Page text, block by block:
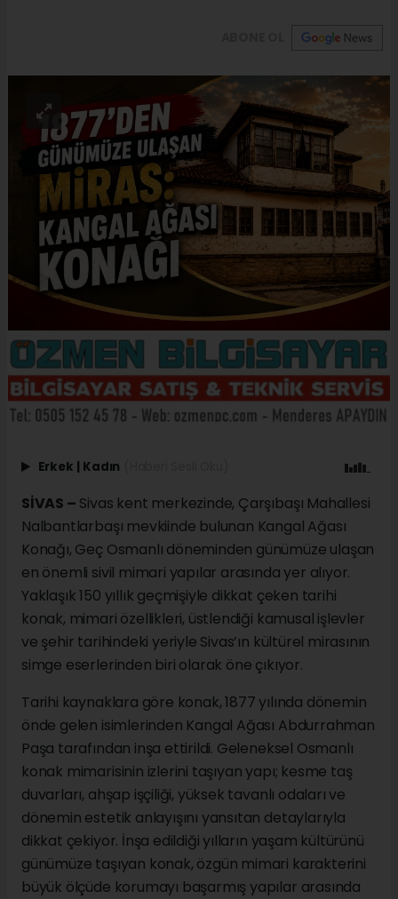
Erkek Kadın
SİVAS – Sivas kent merkezinde, Çarşıbaşı Mahallesi
Nalbantlarbaşı mevkiinde bulunan Kangal Ağası
Konağı, Geç Osmanlı döneminden günümüze ulaşan
en önemli sivil mimari yapılar arasında yer alıyor.
Yaklaşık 150 yıllık geçmişiyle dikkat çeken tarihi
konak, mimari özellikleri, üstlendiği kamusal işlevler
ve şehir tarihindeki yeriyle Sivas’ın kültürel mirasının
simge eserlerinden biri olarak öne çıkıyor.
Tarihi kaynaklara göre konak, 1877 yılında dönemin
önde gelen isimlerinden Kangal Ağası Abdurrahman
Paşa tarafından inşa ettirildi. Geleneksel Osmanlı
konak mimarisinin izlerini taşıyan yapı; kesme taş
duvarları, ahşap işçiliği, yüksek tavanlı odaları ve
dönemin estetik anlayışını yansıtan detaylarıyla
dikkat çekiyor. İnşa edildiği yılların yaşam kültürünü
günümüze taşıyan konak, özgün mimari karakterini
büyük ölçüde korumayı başarmış yapılar arasında